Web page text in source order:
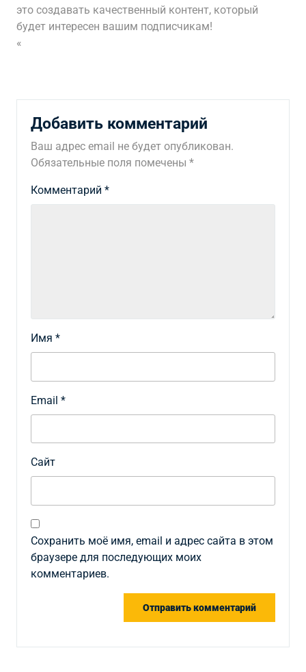
это создавать качественный контент, который
будет интересен вашим подписчикам!
«
Добавить комментарий
Ваш адрес email не будет опубликован.
Обязательные поля помечены *
Комментарий *
Имя *
Email *
Сайт
Сохранить моё имя, email и адрес сайта в этом
браузере для последующих моих
комментариев.